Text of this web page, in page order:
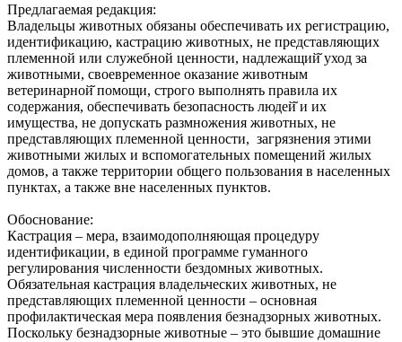
Предлагаемая редакция:
Владельцы животных обязаны обеспечивать их регистрацию,
идентификацию, кастрацию животных, не представляющих
племенной или служебной ценности, надлежащий̆ уход за
животными, своевременное оказание животным
ветеринарной̆ помощи, строго выполнять правила их
содержания, обеспечивать безопасность людей̆ и их
имущества, не допускать размножения животных, не
представляющих племенной ценности, загрязнения этими
животными жилых и вспомогательных помещений жилых
домов, а также территории общего пользования в населенных
пунктах, а также вне населенных пунктов.
Обоснование:
Кастрация – мера, взаимодополняющая процедуру
идентификации, в единой программе гуманного
регулирования численности бездомных животных.
Обязательная кастрация владельческих животных, не
представляющих племенной ценности – основная
профилактическая мера появления безнадзорных животных.
Поскольку безнадзорные животные – это бывшие домашние